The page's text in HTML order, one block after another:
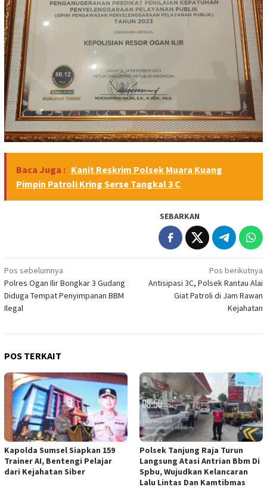
Baca Juga : Kanit Reskrim Polsek Muara Kuang
Pimpin Patroli Kring Serse Tangkal 3 C
SEBARKAN
Navigasi
pos
Pos sebelumnya
Polres Ogan Ilir Bongkar 3 Gudang
Diduga Tempat Penyimpanan BBM
Ilegal
Pos berikutnya
Antisipasi 3C, Polsek Rantau Alai
Giat Patroli di Jam Rawan
Kejahatan
POS TERKAIT
Kapolda Sumsel Siapkan 159
Trainer AI, Bentengi Pelajar
dari Kejahatan Siber
Polsek Tanjung Raja Turun
Langsung Atasi Antrian Bbm Di
Spbu, Wujudkan Kelancaran
Lalu Lintas Dan Kamtibmas